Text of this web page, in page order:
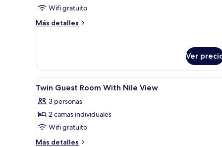
Wifi gratuito
Más detalles
Más
Ver
Abrir
todas
las
fotos
de
Twin
Habitación de hotel con dos
15
Twin Guest Room With Nile View
3 personas
2 camas individuales
Wifi gratuito
Más detalles
Más